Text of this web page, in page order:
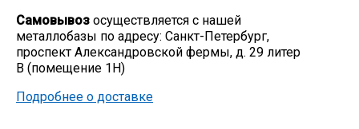
Самовывоз осуществляется с нашей
металлобазы по адресу: Санкт-Петербург,
проспект Александровской фермы, д. 29 литер
В (помещение 1Н)
Подробнее о доставке